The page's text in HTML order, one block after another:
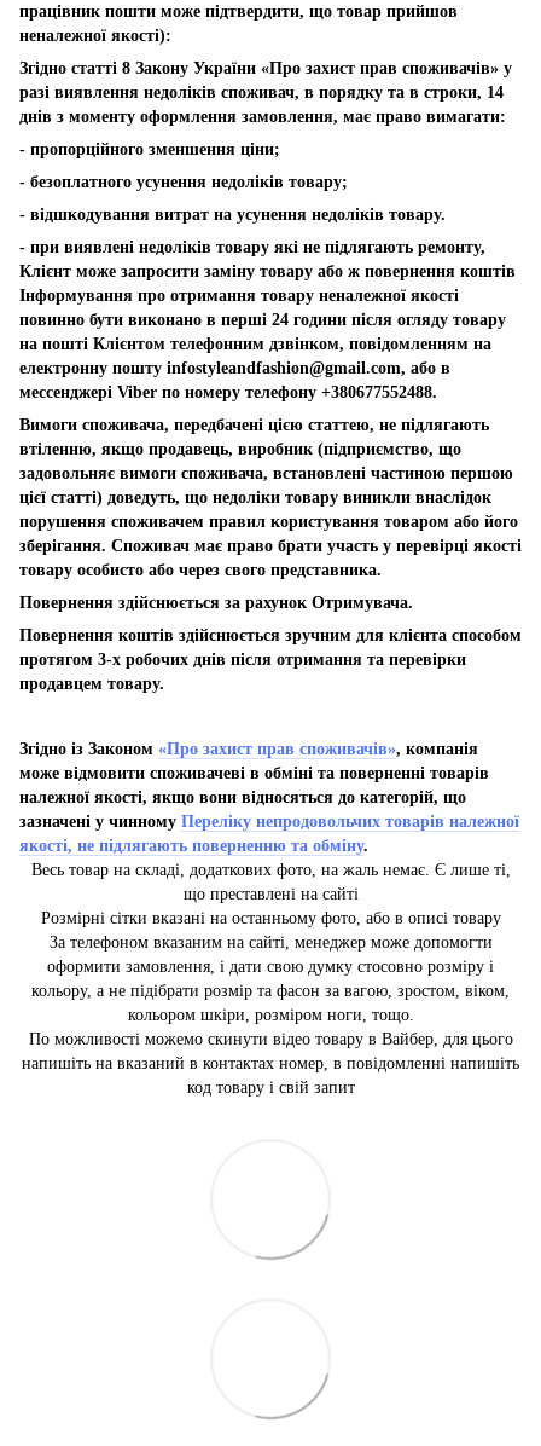
працівник пошти може підтвердити, що товар прийшов
неналежної якості):
Згідно статті 8 Закону України «Про захист прав споживачів» у
разі виявлення недоліків споживач, в порядку та в строки, 14
днів з моменту оформлення замовлення, має право вимагати:
- пропорційного зменшення ціни;
- безоплатного усунення недоліків товару;
- відшкодування витрат на усунення недоліків товару.
- при виявлені недоліків товару які не підлягають ремонту,
Клієнт може запросити заміну товару або ж повернення коштів
Інформування про отримання товару неналежної якості
повинно бути виконано в перші 24 години після огляду товару
на пошті Клієнтом телефонним дзвінком, повідомленням на
електронну пошту infostyleandfashion@gmail.com, або в
мессенджері Viber по номеру телефону +380677552488.
Вимоги споживача, передбачені цією статтею, не підлягають
втіленню, якщо продавець, виробник (підприємство, що
задовольняє вимоги споживача, встановлені частиною першою
цієї статті) доведуть, що недоліки товару виникли внаслідок
порушення споживачем правил користування товаром або його
зберігання. Споживач має право брати участь у перевірці якості
товару особисто або через свого представника.
Повернення здійснюється за рахунок Отримувача.
Повернення коштів здійснюється зручним для клієнта способом
протягом 3-х робочих днів після отримання та перевірки
продавцем товару.
Згідно із Законом «Про захист прав споживачів», компанія
може відмовити споживачеві в обміні та поверненні товарів
належної якості, якщо вони відносяться до категорій, що
зазначені у чинному Переліку непродовольчих товарів належної
якості, не підлягають поверненню та обміну.
Весь товар на складі, додаткових фото, на жаль немає. Є лише ті,
що преставлені на сайті
Розмірні сітки вказані на останньому фото, або в описі товару
За телефоном вказаним на сайті, менеджер може допомогти
оформити замовлення, і дати свою думку стосовно розміру і
кольору, а не підібрати розмір та фасон за вагою, зростом, віком,
кольором шкіри, розміром ноги, тощо.
По можливості можемо скинути відео товару в Вайбер, для цього
напишіть на вказаний в контактах номер, в повідомленні напишіть
код товару і свій запит